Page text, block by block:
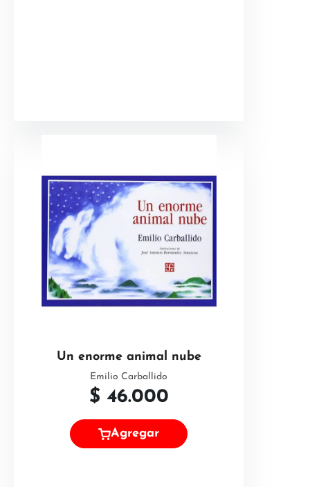
Un enorme animal nube
Emilio Carballido
$ 46.000
Agregar